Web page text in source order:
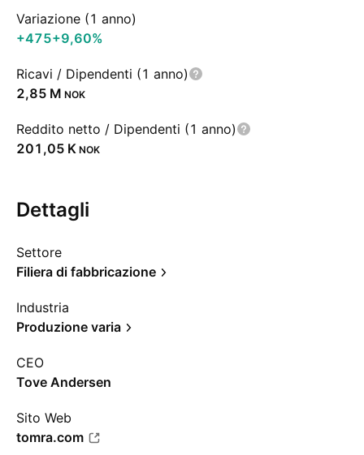
Variazione (1 anno)
+475+9,60%
Ricavi / Dipendenti (1 anno)
‪2,85 M‬ NOK
Reddito netto / Dipendenti (1 anno)
‪201,05 K‬ NOK
Dettagli
Settore
Filiera di fabbricazione
Industria
Produzione varia
CEO
Tove Andersen
Sito Web
tomra.com